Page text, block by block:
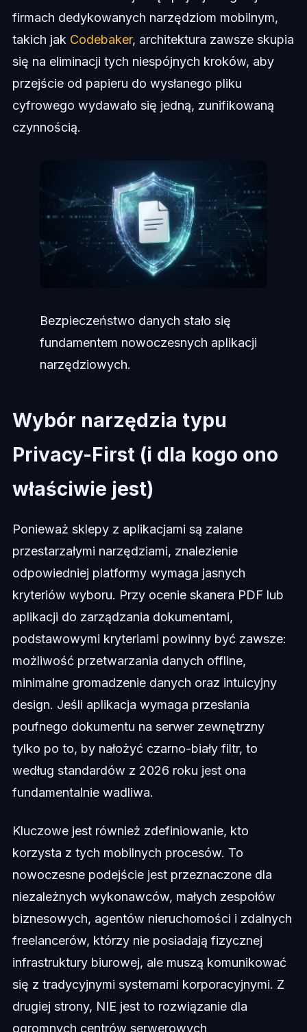
firmach dedykowanych narzędziom mobilnym,
takich jak Codebaker, architektura zawsze skupia
się na eliminacji tych niespójnych kroków, aby
przejście od papieru do wysłanego pliku
cyfrowego wydawało się jedną, zunifikowaną
czynnością.
Bezpieczeństwo danych stało się
fundamentem nowoczesnych aplikacji
narzędziowych.
Wybór narzędzia typu
Privacy-First (i dla kogo ono
właściwie jest)
Ponieważ sklepy z aplikacjami są zalane
przestarzałymi narzędziami, znalezienie
odpowiedniej platformy wymaga jasnych
kryteriów wyboru. Przy ocenie skanera PDF lub
aplikacji do zarządzania dokumentami,
podstawowymi kryteriami powinny być zawsze:
możliwość przetwarzania danych offline,
minimalne gromadzenie danych oraz intuicyjny
design. Jeśli aplikacja wymaga przesłania
poufnego dokumentu na serwer zewnętrzny
tylko po to, by nałożyć czarno-biały filtr, to
według standardów z 2026 roku jest ona
fundamentalnie wadliwa.
Kluczowe jest również zdefiniowanie, kto
korzysta z tych mobilnych procesów. To
nowoczesne podejście jest przeznaczone dla
niezależnych wykonawców, małych zespołów
biznesowych, agentów nieruchomości i zdalnych
freelancerów, którzy nie posiadają fizycznej
infrastruktury biurowej, ale muszą komunikować
się z tradycyjnymi systemami korporacyjnymi. Z
drugiej strony, NIE jest to rozwiązanie dla
ogromnych centrów serwerowych